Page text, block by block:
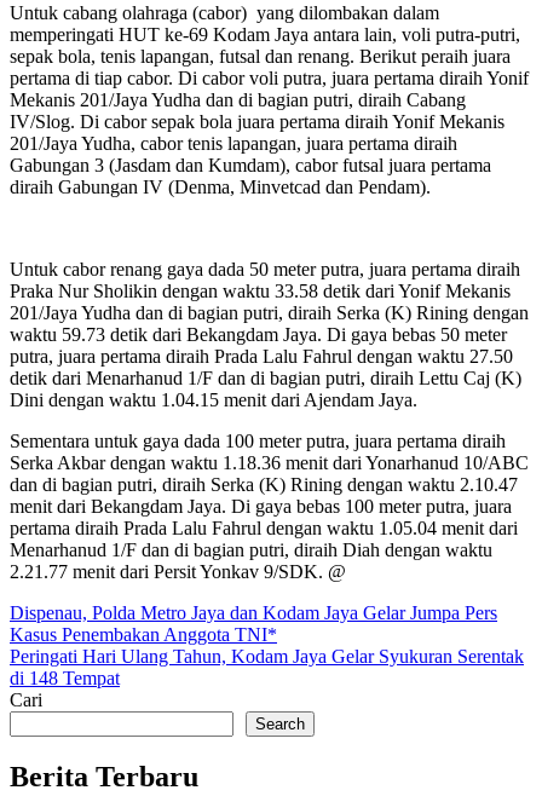
Untuk cabang olahraga (cabor) yang dilombakan dalam
memperingati HUT ke-69 Kodam Jaya antara lain, voli putra-putri,
sepak bola, tenis lapangan, futsal dan renang. Berikut peraih juara
pertama di tiap cabor. Di cabor voli putra, juara pertama diraih Yonif
Mekanis 201/Jaya Yudha dan di bagian putri, diraih Cabang
IV/Slog. Di cabor sepak bola juara pertama diraih Yonif Mekanis
201/Jaya Yudha, cabor tenis lapangan, juara pertama diraih
Gabungan 3 (Jasdam dan Kumdam), cabor futsal juara pertama
diraih Gabungan IV (Denma, Minvetcad dan Pendam).
Untuk cabor renang gaya dada 50 meter putra, juara pertama diraih
Praka Nur Sholikin dengan waktu 33.58 detik dari Yonif Mekanis
201/Jaya Yudha dan di bagian putri, diraih Serka (K) Rining dengan
waktu 59.73 detik dari Bekangdam Jaya. Di gaya bebas 50 meter
putra, juara pertama diraih Prada Lalu Fahrul dengan waktu 27.50
detik dari Menarhanud 1/F dan di bagian putri, diraih Lettu Caj (K)
Dini dengan waktu 1.04.15 menit dari Ajendam Jaya.
Sementara untuk gaya dada 100 meter putra, juara pertama diraih
Serka Akbar dengan waktu 1.18.36 menit dari Yonarhanud 10/ABC
dan di bagian putri, diraih Serka (K) Rining dengan waktu 2.10.47
menit dari Bekangdam Jaya. Di gaya bebas 100 meter putra, juara
pertama diraih Prada Lalu Fahrul dengan waktu 1.05.04 menit dari
Menarhanud 1/F dan di bagian putri, diraih Diah dengan waktu
2.21.77 menit dari Persit Yonkav 9/SDK. @
Post
navigation
Dispenau, Polda Metro Jaya dan Kodam Jaya Gelar Jumpa Pers
Kasus Penembakan Anggota TNI*
Peringati Hari Ulang Tahun, Kodam Jaya Gelar Syukuran Serentak
di 148 Tempat
Cari
Search
Berita Terbaru